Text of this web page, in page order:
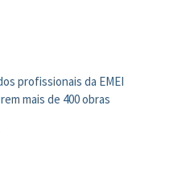
profissionais da EMEI
mais de 400 obras